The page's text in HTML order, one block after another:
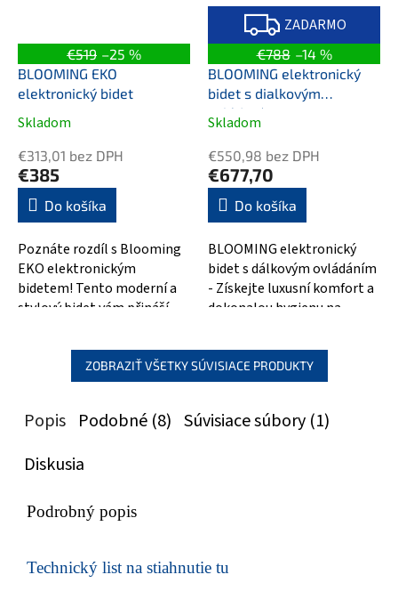
€519 –25 %
BLOOMING EKO
elektronický bidet
Priemerné
hodnotenie
produktu
je
4,0
z
5
hviezdičiek.
Skladom
€313,01 bez DPH
€385
Do košíka
Poznáte rozdíl s Blooming
EKO elektronickým
bidetem! Tento moderní a
stylový bidet vám přináší
hygieně. Díky...
Z
A
D
A
R
M
O
ZADARMO
€788 –14 %
BLOOMING elektronický
bidet s dialkovým
ovládaním
Priemerné
hodnotenie
produktu
je
5,0
z
5
hviezdičiek.
Skladom
€550,98 bez DPH
€677,70
Do košíka
BLOOMING elektronický
bidet s dálkovým ovládáním
- Získejte luxusní komfort a
dokonalou hygienu na
a...
ZOBRAZIŤ VŠETKY SÚVISIACE PRODUKTY
Popis Podobné (8) Súvisiace súbory (1)
Diskusia
Podrobný popis
Technický list na stiahnutie tu